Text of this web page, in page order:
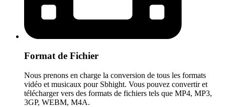
Format de Fichier
Nous prenons en charge la conversion de tous les formats
vidéo et musicaux pour Sbhight. Vous pouvez convertir et
télécharger vers des formats de fichiers tels que MP4, MP3,
3GP, WEBM, M4A.